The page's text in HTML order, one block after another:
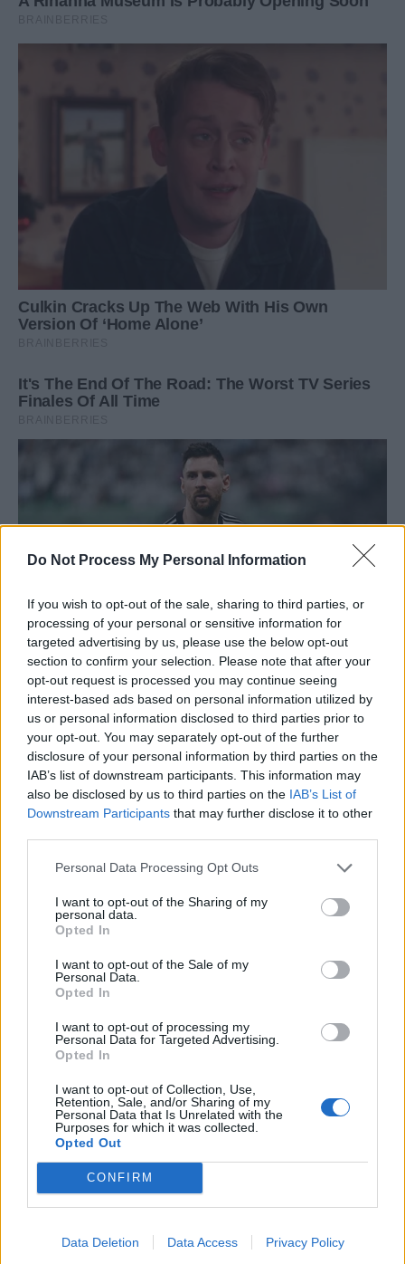
Do Not Process My Personal Information
If you wish to opt-out of the sale, sharing to third parties, or
processing of your personal or sensitive information for
targeted advertising by us, please use the below opt-out
section to confirm your selection. Please note that after your
opt-out request is processed you may continue seeing
interest-based ads based on personal information utilized by
us or personal information disclosed to third parties prior to
your opt-out. You may separately opt-out of the further
disclosure of your personal information by third parties on the
IAB’s list of downstream participants. This information may
also be disclosed by us to third parties on the IAB’s List of
Downstream Participants that may further disclose it to other
Personal Data Processing Opt Outs
I want to opt-out of the Sharing of my
personal data.
Opted In
I want to opt-out of the Sale of my
Personal Data.
Opted In
I want to opt-out of processing my
Personal Data for Targeted Advertising.
Opted In
I want to opt-out of Collection, Use,
Retention, Sale, and/or Sharing of my
Personal Data that Is Unrelated with the
Purposes for which it was collected.
Opted Out
CONFIRM
Data Deletion Data Access Privacy Policy